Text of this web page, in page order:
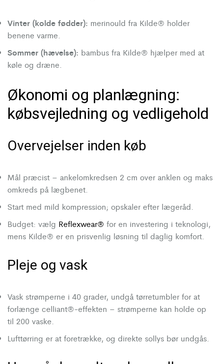
Vinter (kolde fødder): merinould fra Kilde® holder
benene varme.
Sommer (hævelse): bambus fra Kilde® hjælper med at
køle og dræne.
Økonomi og planlægning:
købsvejledning og vedligehold
Overvejelser inden køb
Mål præcist – ankelomkredsen 2 cm over anklen og maks
omkreds på lægbenet.
Start med mild kompression; opskaler efter lægeråd.
Budget: vælg Reflexwear® for en investering i teknologi,
mens Kilde® er en prisvenlig løsning til daglig komfort.
Pleje og vask
Vask strømperne i 40 grader, undgå tørretumbler for at
forlænge celliant®-effekten – strømperne kan holde op
til 200 vaske.
Lufttørring er at foretrække, og direkte sollys bør undgås.